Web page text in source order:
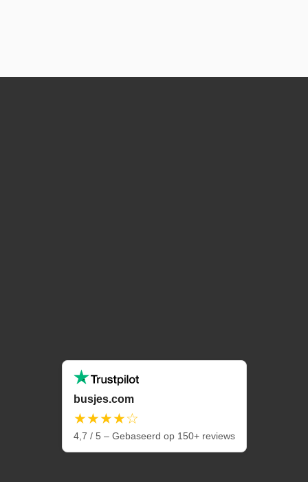
busjes.com
★★★★☆
4,7 / 5 – Gebaseerd op 150+ reviews